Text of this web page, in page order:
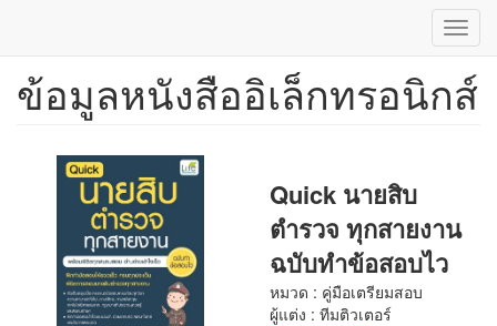
ข้าม
ข้อมูลหนังสืออิเล็กทรอนิกส์
Quick นายสิบ
ตำรวจ ทุกสายงาน
ฉบับทำข้อสอบไว
หมวด : คู่มือเตรียมสอบ
ผู้แต่ง : ทีมติวเตอร์